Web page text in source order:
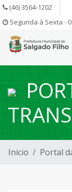
(46) 3564-1202
Segunda à Sexta -
Inicio Portal